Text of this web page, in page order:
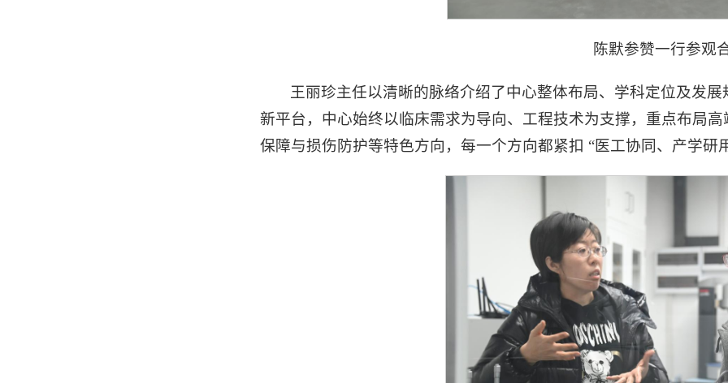
陈默参赞一行参观
王丽珍主任以清晰的脉络介绍了中心整体布局、学科定位及发
新平台，中心始终以临床需求为导向、工程技术为支撑，重点布局
保障与损伤防护等特色方向，每一个方向都紧扣 “医工协同、产学研